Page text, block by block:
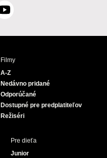
Y
u
e
Filmy
A-Z
Nedávno pridané
Odporúčané
Dostupné pre predplatiteľov
Režiséri
Pre dieťa
Junior